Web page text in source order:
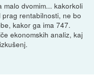
malo dvomim... kakorkoli
rentabilnosti, ne bo
kakor ga ima 747.
ekonomskih analiz, kaj